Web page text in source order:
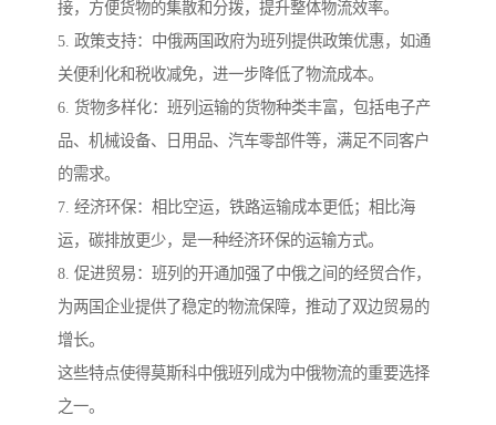
接，方便货物的集散和分拨，提升整体物流效率。
5. 政策支持：中俄两国政府为班列提供政策优惠，如通
关便利化和税收减免，进一步降低了物流成本。
6. 货物多样化：班列运输的货物种类丰富，包括电子产
品、机械设备、日用品、汽车零部件等，满足不同客户
的需求。
7. 经济环保：相比空运，铁路运输成本更低；相比海
运，碳排放更少，是一种经济环保的运输方式。
8. 促进贸易：班列的开通加强了中俄之间的经贸合作，
为两国企业提供了稳定的物流保障，推动了双边贸易的
增长。
这些特点使得莫斯科中俄班列成为中俄物流的重要选择
之一。